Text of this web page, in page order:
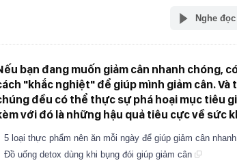
Nghe
bạn đang muốn giảm cân nhanh chóng,
"khắc nghiệt" để giúp mình giảm cân. Và
đều có thể thực sự phá hoại mục tiêu
với đó là những hậu quả tiêu cực về sức
5 loại thực phẩm nên ăn mỗi ngày để giúp giảm cân
Đồ uống detox dùng khi bụng đói giúp giảm cân